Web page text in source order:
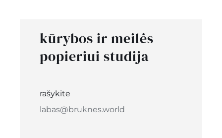
kūrybos ir meilės
popieriui studija
rašykite
labas@bruknes.world